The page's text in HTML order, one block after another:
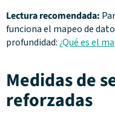
Lectura recomendada:
funciona el mapeo de
profundidad:¿Qué es el
Medidas de
reforzadas